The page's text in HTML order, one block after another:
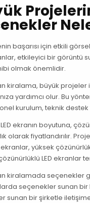
başarısı için etkili
etkileyici bir görüntü
olmak önemlidir.
kiralama, büyük
yardımcı olur. Bu
kurulum, teknik
ekranın boyutuna,
olarak fiyatlandırılır.
ekranlar, yüksek
LED ekranlar
kiralamada seçenekler
seçenekler sunan
sunan bir şirketle